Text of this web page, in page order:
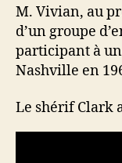
M. Vivian, au
d’un groupe
participant à
Nashville en
Le shérif Clark